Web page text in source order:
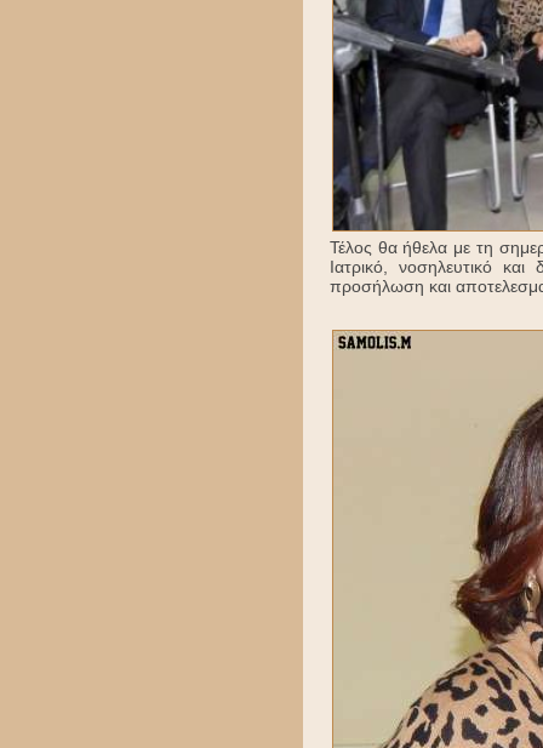
Τέλος θα ήθελα με τη
Ιατρικό, νοσηλευτικό
προσήλωση και